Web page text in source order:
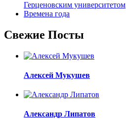
Герценовским университетом
Времена года
Свежие Посты
Алексей Мукушев
Александр Липатов